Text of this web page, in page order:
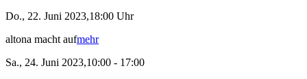
Do., 22. Juni 2023,18:00 Uhr
altona macht aufmehr
Sa., 24. Juni 2023,10:00 - 17:00